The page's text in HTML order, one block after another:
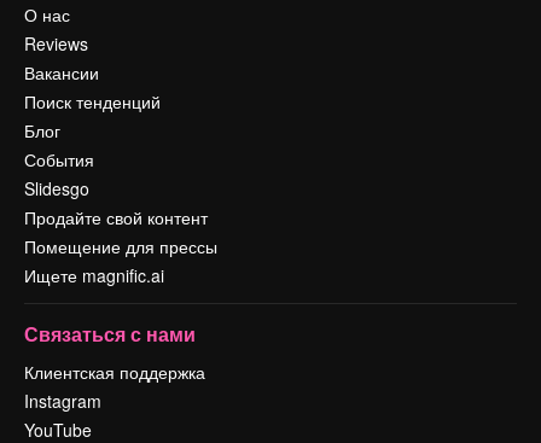
О нас
Reviews
Вакансии
Поиск тенденций
Блог
События
Slidesgo
Продайте свой контент
Помещение для прессы
Ищете magnific.ai
Связаться с нами
Клиентская поддержка
Instagram
YouTube